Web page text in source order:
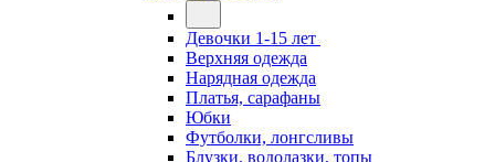
Девочки 1-15 лет
Верхняя одежда
Нарядная одежда
Платья, сарафаны
Юбки
Футболки, лонгсливы
Блузки, водолазки, топы